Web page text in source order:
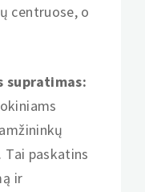
centruose, o
supratimas:
Tai paskatins
ir